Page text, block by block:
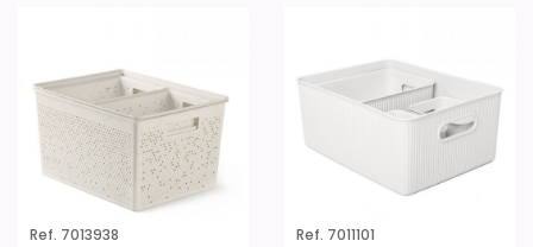
Ref. 7013938 Ref. 7011101